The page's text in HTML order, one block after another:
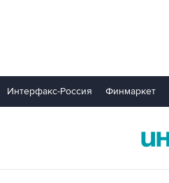
Интерфакс-Россия Финмаркет